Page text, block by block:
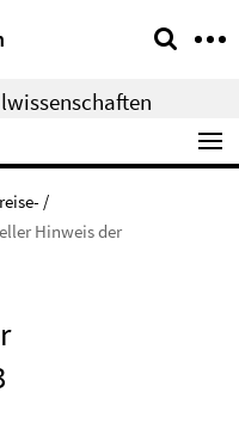
/
Hinweis der